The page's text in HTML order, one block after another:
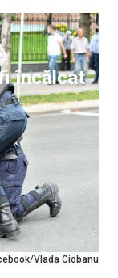
Vlada Ciobanu
încălcat